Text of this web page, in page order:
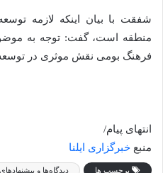
شفقت با بیان اینکه لازمه
منطقه است، گفت: توجه به
فرهنگ بومی نقش موثری در
انتهای پیام/
منبع خبرگزاری ایلنا
برچسب ها دیدگاه‌ها و